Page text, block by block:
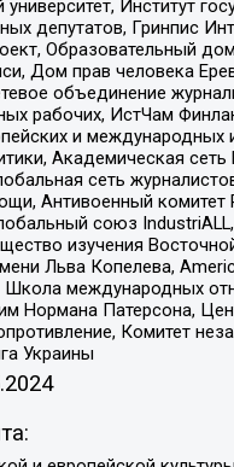
Институт
депутатов, Гринпис
Образовательный
Дом прав человека
объединение
рабочих, ИстЧам
и
Академическая
сеть
Антивоенный комитет
союз
изучения
Льва Копелева,
международных
Нормана Патерсона,
Комитет
Украины